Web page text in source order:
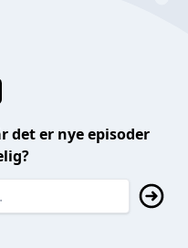
det er nye episoder